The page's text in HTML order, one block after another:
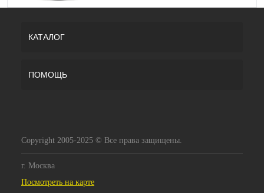
КАТАЛОГ
ПОМОЩЬ
Copyright 2005-2025 © Все права защищены.
г. Москва
Посмотреть на карте